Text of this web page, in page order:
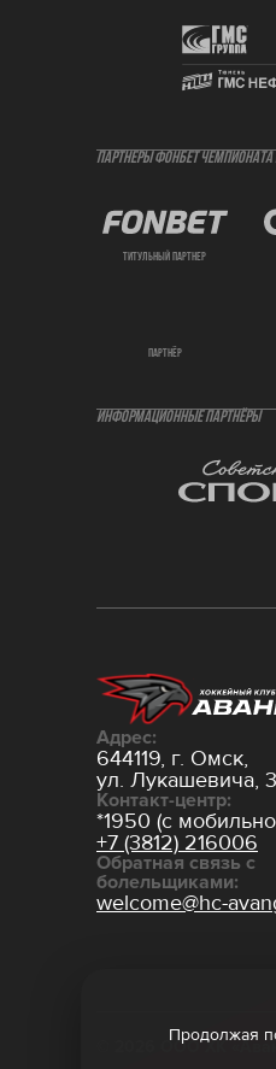
ПАРТНЕРЫ ФОНБЕТ
титульный партнер
партнёр
ИНФОРМАЦИОННЫЕ ПАРТНЁРЫ
Адрес:
644119, г. Омск,
ул. Лукашевича,
Контакт-центр:
*1950 (с
+7 (3812) 216006
Обратная связь с
болельщиками:
welcome@hc-
© 2026 ООО ХК
Продолжая